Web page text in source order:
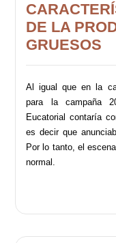
DE LA
GRUESOS
Al igual que en la
para la campaña
Eucatorial contaría
es decir que
Por lo tanto, el
normal.